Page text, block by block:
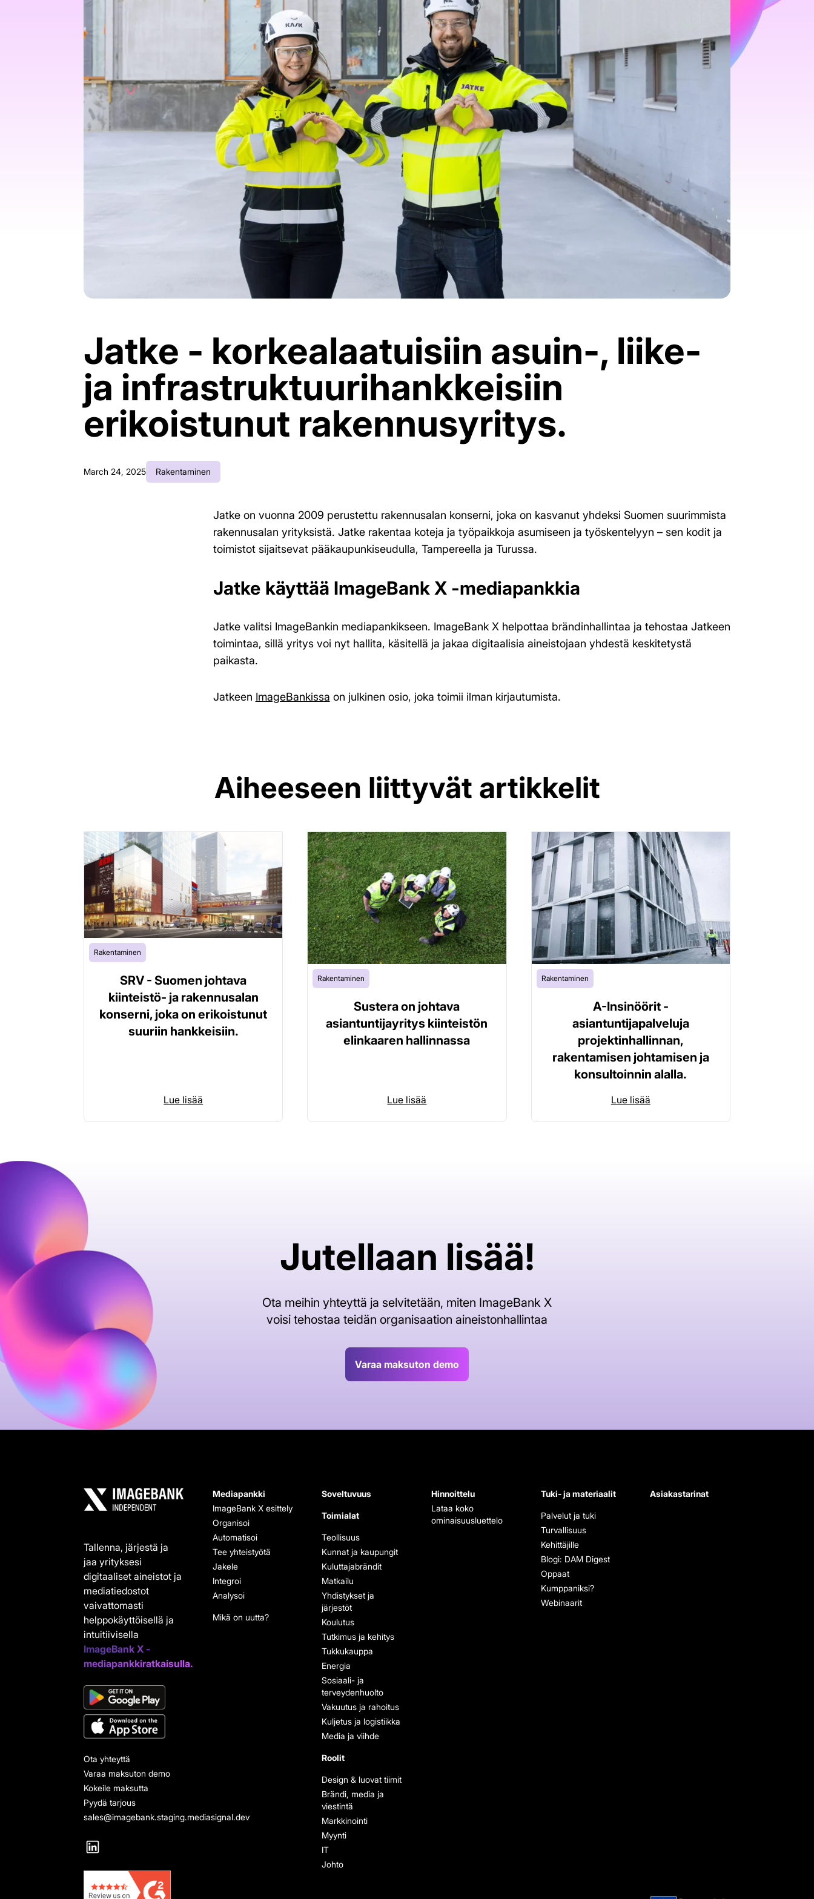
yhteen
Kehitä digitaalista
aineistonhallintaa analytiikan
avulla
Jatke - korkealaatuisiin asuin-, liike-
ja infrastruktuurihankkeisiin
erikoistunut rakennusyritys.
March 24, 2025 Rakentaminen
Jatke on vuonna 2009 perustettu rakennusalan konserni, joka on kasvanut yhdeksi Suomen suurimmista
rakennusalan yrityksistä. Jatke rakentaa koteja ja työpaikkoja asumiseen ja työskentelyyn – sen kodit ja
toimistot sijaitsevat pääkaupunkiseudulla, Tampereella ja Turussa.
Jatke käyttää ImageBank X -mediapankkia
Jatke valitsi ImageBankin mediapankikseen. ImageBank X helpottaa brändinhallintaa ja tehostaa Jatkeen
toimintaa, sillä yritys voi nyt hallita, käsitellä ja jakaa digitaalisia aineistojaan yhdestä keskitetystä
paikasta.
Jatkeen ImageBankissa on julkinen osio, joka toimii ilman kirjautumista.
Aiheeseen liittyvät artikkelit
Rakentaminen
SRV - Suomen johtava
kiinteistö- ja rakennusalan
konserni, joka on erikoistunut
suuriin hankkeisiin.
Lue lisää
Rakentaminen
Sustera on johtava
asiantuntijayritys kiinteistön
elinkaaren hallinnassa
Lue lisää
Rakentaminen
A-Insinöörit -
asiantuntijapalveluja
projektinhallinnan,
rakentamisen johtamisen ja
konsultoinnin alalla.
Lue lisää
Jutellaan lisää!
Ota meihin yhteyttä ja selvitetään, miten ImageBank X
voisi tehostaa teidän organisaation aineistonhallintaa
Varaa maksuton demo
Tallenna, järjestä ja
jaa yrityksesi
digitaaliset aineistot ja
mediatiedostot
vaivattomasti
helppokäyttöisellä ja
intuitiivisella
ImageBank X -
mediapankkiratkaisulla.
Ota yhteyttä
Varaa maksuton demo
Kokeile maksutta
Pyydä tarjous
sales@imagebank.staging.mediasignal.dev
Mediapankki
ImageBank X esittely
Organisoi
Automatisoi
Tee yhteistyötä
Jakele
Integroi
Analysoi
Mikä on uutta?
Soveltuvuus
Toimialat
Teollisuus
Kunnat ja kaupungit
Kuluttajabrändit
Matkailu
Yhdistykset ja
järjestöt
Koulutus
Tutkimus ja kehitys
Tukkukauppa
Energia
Sosiaali- ja
terveydenhuolto
Vakuutus ja rahoitus
Kuljetus ja logistiikka
Media ja viihde
Roolit
Design & luovat tiimit
Brändi, media ja
viestintä
Markkinointi
Myynti
IT
Johto
Hinnoittelu
Lataa koko
ominaisuusluettelo
Tuki- ja materiaalit
Palvelut ja tuki
Turvallisuus
Kehittäjille
Blogi: DAM Digest
Oppaat
Kumppaniksi?
Webinaarit
Asiakastarinat